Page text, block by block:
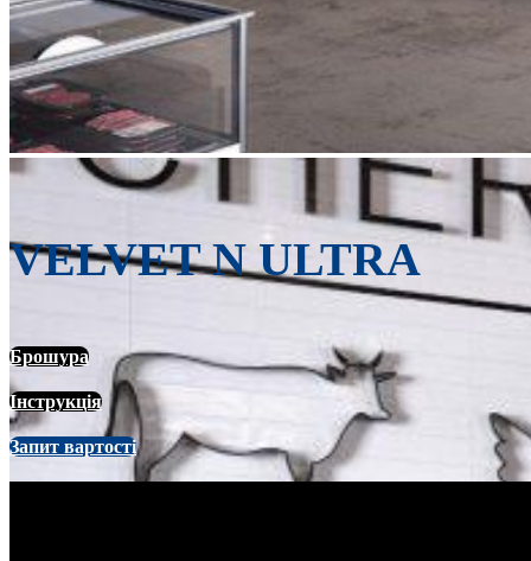
VELVET N ULTRA
Брошура
Інструкція
Запит вартості